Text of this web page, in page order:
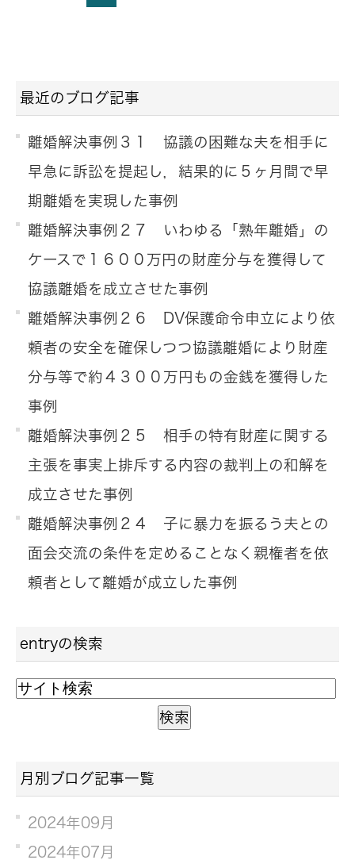
最近のブログ記事
離婚解決事例３１ 協議の困難な夫を相手に
早急に訴訟を提起し，結果的に５ヶ月間で早
期離婚を実現した事例
離婚解決事例２７ いわゆる「熟年離婚」の
ケースで１６００万円の財産分与を獲得して
協議離婚を成立させた事例
離婚解決事例２６ DV保護命令申立により依
頼者の安全を確保しつつ協議離婚により財産
分与等で約４３００万円もの金銭を獲得した
事例
離婚解決事例２５ 相手の特有財産に関する
主張を事実上排斥する内容の裁判上の和解を
成立させた事例
離婚解決事例２４ 子に暴力を振るう夫との
面会交流の条件を定めることなく親権者を依
頼者として離婚が成立した事例
entryの検索
月別ブログ記事一覧
2024年09月
2024年07月